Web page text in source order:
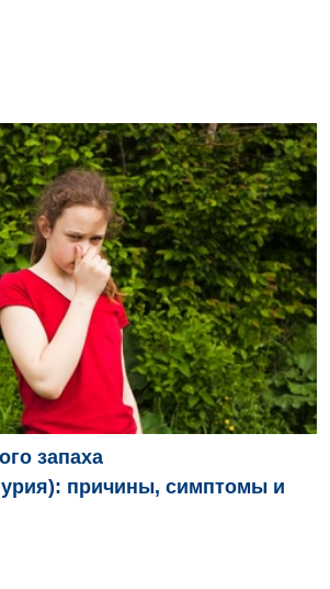
запаха
причины, симптомы и